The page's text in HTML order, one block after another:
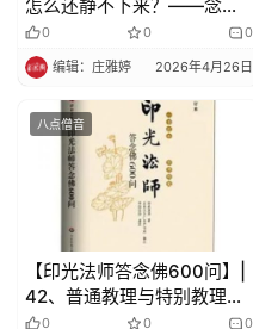
怎么还静不下来？——念佛
正确的方法
0 0 0
编辑：庄雅婷 2026年4月26日
八点僧音
【印光法师答念佛600问】|
42、普通教理与特别教理有
什么区别？
0 0 0